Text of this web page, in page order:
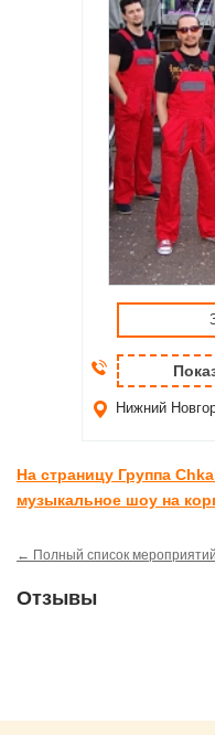
Нижний
На страницу Группа
музыкальное шоу на
← Полный список мероприятий
Отзывы